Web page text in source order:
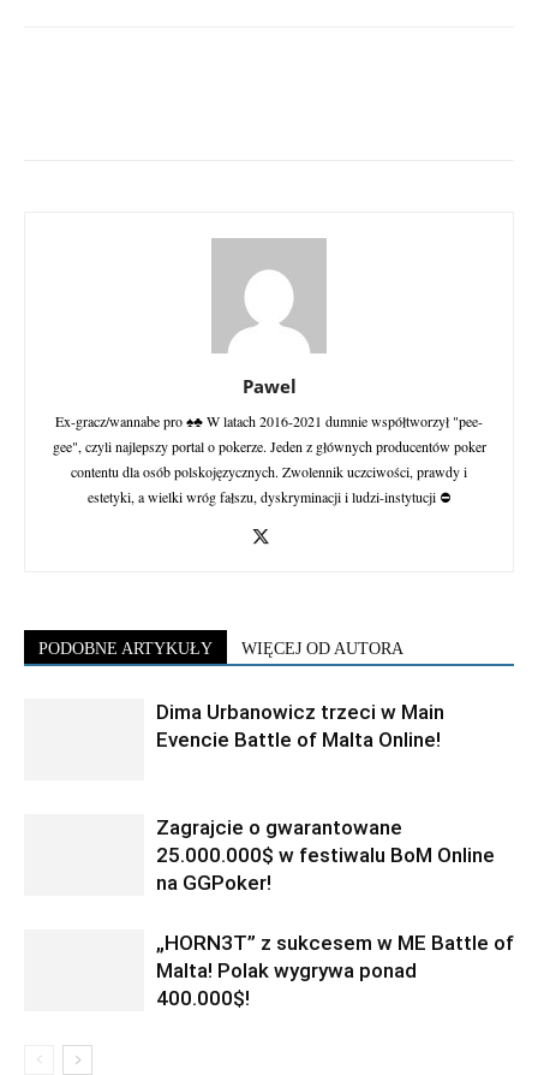
Pawel
Ex-gracz/wannabe pro ♠♣ W latach 2016-2021 dumnie współtworzył "pee-
gee", czyli najlepszy portal o pokerze. Jeden z głównych producentów poker
contentu dla osób polskojęzycznych. Zwolennik uczciwości, prawdy i
estetyki, a wielki wróg fałszu, dyskryminacji i ludzi-instytucji ⛔
PODOBNE ARTYKUŁY WIĘCEJ OD AUTORA
Dima Urbanowicz trzeci w Main
Evencie Battle of Malta Online!
Zagrajcie o gwarantowane
25.000.000$ w festiwalu BoM Online
na GGPoker!
„HORN3T” z sukcesem w ME Battle of
Malta! Polak wygrywa ponad
400.000$!